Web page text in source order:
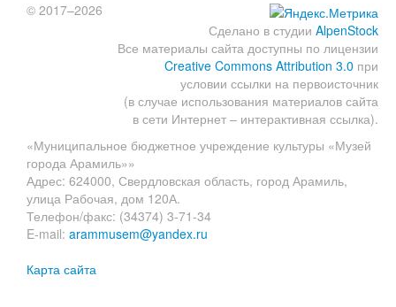
Сделано в студии AlpenStock
Все материалы сайта доступны по лицензии
Creative Commons Attribution 3.0 при
условии ссылки на первоисточник
(в случае использования материалов сайта
в сети Интернет – интерактивная ссылка).
© 2017–2026
«Муниципальное бюджетное учреждение культуры «Музей
города Арамиль»»
Адрес: 624000, Свердловская область, город Арамиль,
улица Рабочая, дом 120А.
Телефон/факс: (34374) 3-71-34
E-mail: arammusem@yandex.ru
Карта сайта